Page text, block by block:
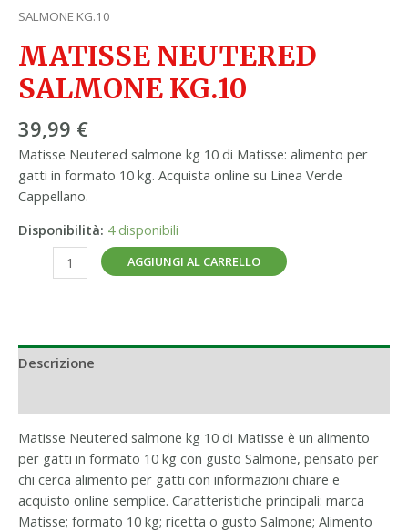
SALMONE KG.10
MATISSE NEUTERED
SALMONE KG.10
39,99 €
Matisse Neutered salmone kg 10 di Matisse: alimento per
gatti in formato 10 kg. Acquista online su Linea Verde
Cappellano.
Disponibilità: 4 disponibili
AGGIUNGI AL CARRELLO
Descrizione
Matisse Neutered salmone kg 10 di Matisse è un alimento
per gatti in formato 10 kg con gusto Salmone, pensato per
chi cerca alimento per gatti con informazioni chiare e
acquisto online semplice. Caratteristiche principali: marca
Matisse; formato 10 kg; ricetta o gusto Salmone; Alimento